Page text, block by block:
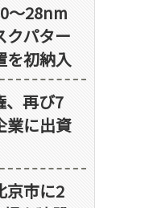
～28nm
クパター
を初納入
、再び7
業に出資
京市に2